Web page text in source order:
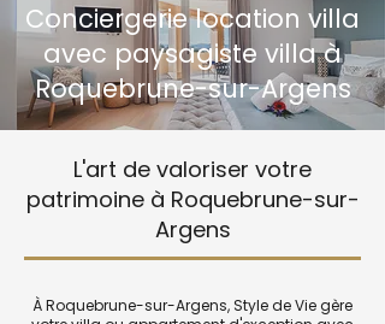
Conciergerie location villa
avec paysagiste villa à
Roquebrune-sur-Argens
L'art de valoriser votre
patrimoine à Roquebrune-sur-
Argens
À Roquebrune-sur-Argens, Style de Vie gère